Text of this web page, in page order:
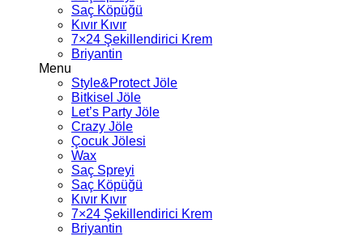
Saç Köpüğü
Kıvır Kıvır
7×24 Şekillendirici Krem
Briyantin
Menu
Style&Protect Jöle
Bitkisel Jöle
Let’s Party Jöle
Crazy Jöle
Çocuk Jölesi
Wax
Saç Spreyi
Saç Köpüğü
Kıvır Kıvır
7×24 Şekillendirici Krem
Briyantin